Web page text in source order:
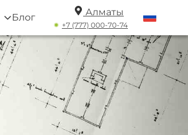
Блог Алматы
+7 (777) 000-70-74